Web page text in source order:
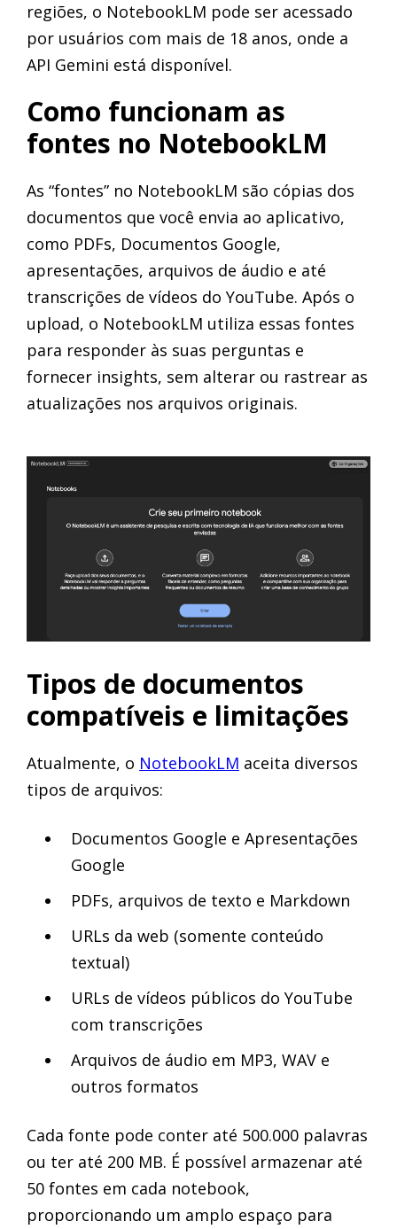
regiões, o NotebookLM pode ser acessado
por usuários com mais de 18 anos, onde a
API Gemini está disponível.
Como funcionam as
fontes no NotebookLM
As “fontes” no NotebookLM são cópias dos
documentos que você envia ao aplicativo,
como PDFs, Documentos Google,
apresentações, arquivos de áudio e até
transcrições de vídeos do YouTube. Após o
upload, o NotebookLM utiliza essas fontes
para responder às suas perguntas e
fornecer insights, sem alterar ou rastrear as
atualizações nos arquivos originais.
Tipos de documentos
compatíveis e limitações
Atualmente, o NotebookLM aceita diversos
tipos de arquivos:
Documentos Google e Apresentações
Google
PDFs, arquivos de texto e Markdown
URLs da web (somente conteúdo
textual)
URLs de vídeos públicos do YouTube
com transcrições
Arquivos de áudio em MP3, WAV e
outros formatos
Cada fonte pode conter até 500.000 palavras
ou ter até 200 MB. É possível armazenar até
50 fontes em cada notebook,
proporcionando um amplo espaço para